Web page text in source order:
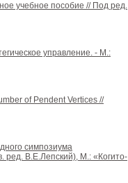
учебное пособие // Под ред.
управление. - М.:
of Pendent Vertices //
симпозиума
ред. В.Е.Лепский), М.: «Когито-